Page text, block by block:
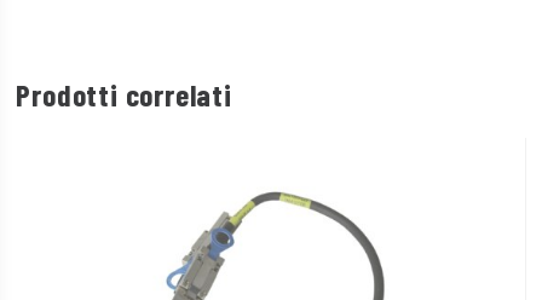
Prodotti correlati